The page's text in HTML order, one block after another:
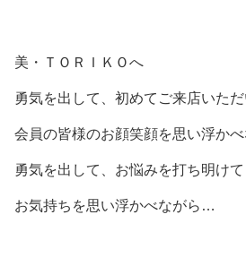
美・ＴＯＲＩＫＯへ
勇気を出して、初めてご来店いた
会員の皆様のお顔笑顔を思い浮か
勇気を出して、お悩みを打ち明け
お気持ちを思い浮かべながら…